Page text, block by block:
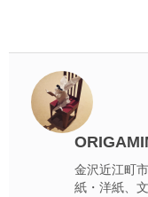
ゲ
ー
シ
ョ
金沢近江町
紙・洋紙、